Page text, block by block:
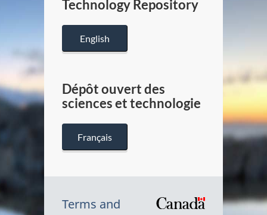
Canada
Technology Repository
English
Dépôt ouvert des
sciences et technologie
Français
Terms and